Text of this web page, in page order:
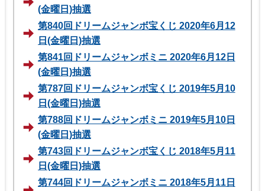
(金曜日)抽選
第840回ドリームジャンボ宝くじ 2020年6月12
日(金曜日)抽選
第841回ドリームジャンボミニ 2020年6月12日
(金曜日)抽選
第787回ドリームジャンボ宝くじ 2019年5月10
日(金曜日)抽選
第788回ドリームジャンボミニ 2019年5月10日
(金曜日)抽選
第743回ドリームジャンボ宝くじ 2018年5月11
日(金曜日)抽選
第744回ドリームジャンボミニ 2018年5月11日